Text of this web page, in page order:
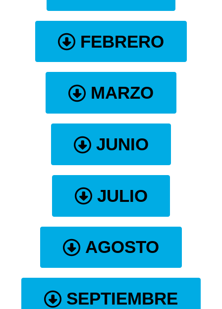
FEBRERO
MARZO
JUNIO
JULIO
AGOSTO
SEPTIEMBRE